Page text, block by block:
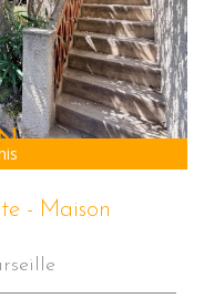
- Maison